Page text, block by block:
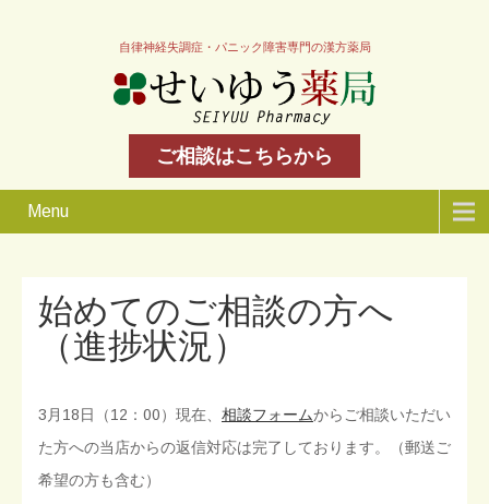
自律神経失調症・パニック障害専門の漢方薬局
ご相談はこちらから
Menu
始めてのご相談の方へ
（進捗状況）
3月18日（12：00）現在、 相談フォームからご相談いただい
た方への当店からの返信対応は完了しております。（郵送ご
希望の方も含む）